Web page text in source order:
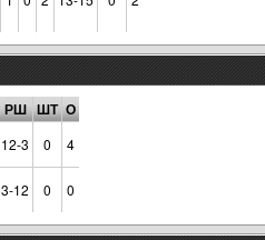
РШ ШТ О
12-3 0 4
3-12 0 0